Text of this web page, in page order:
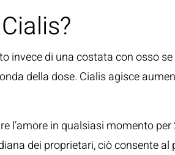
invece di una costata con osso
della dose. Cialis agisce
l’amore in qualsiasi momento
dei proprietari, ciò consente